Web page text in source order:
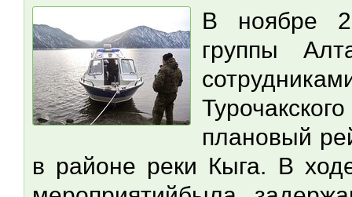
В ноябре
группы
плановый
в районе реки Кыга. В